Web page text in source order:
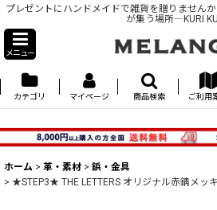
プレゼントにハンドメイドで雑貨を贈りません
が集う場所―KURI
メニュー
カテゴリ マイページ 商品検索 ご利用
ホーム > 革・素材 > 鋲・金具
> ★STEP3★ THE LETTERS オリジナル赤錆メッ